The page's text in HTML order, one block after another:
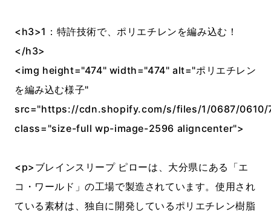
<h3>1：特許技術で、ポリエチレンを編み込む！
</h3>
<img height="474" width="474" alt="ポリエチレン
を編み込む様子"
src="https://cdn.shopify.com/s/files/1/0687/0610/
class="size-full wp-image-2596 aligncenter">
<p>ブレインスリープ ピローは、大分県にある「エ
コ・ワールド」の工場で製造されています。使用され
ている素材は、独自に開発しているポリエチレン樹脂